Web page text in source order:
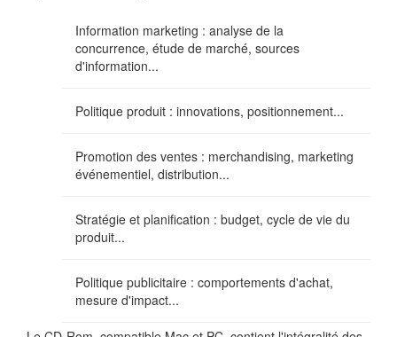
Information marketing : analyse de la
concurrence, étude de marché, sources
d'information...
Politique produit : innovations, positionnement...
Promotion des ventes : merchandising, marketing
événementiel, distribution...
Stratégie et planification : budget, cycle de vie du
produit...
Politique publicitaire : comportements d'achat,
mesure d'impact...